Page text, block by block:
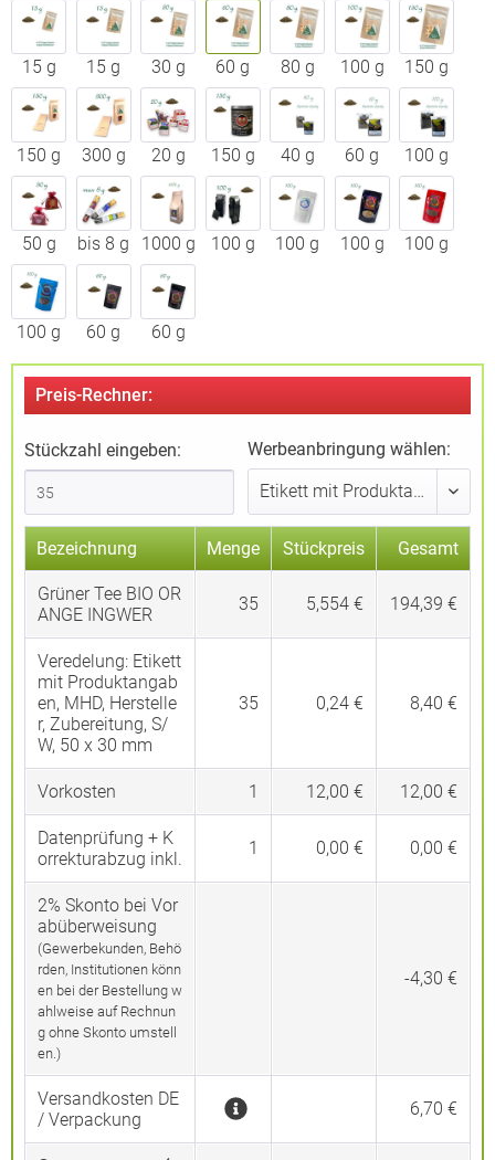
15 g 15 g 30 g 60 g 80 g 100 g 150 g
150 g 300 g 20 g 150 g 40 g 60 g 100 g
50 g bis 8 g 1000 g 100 g 100 g 100 g 100 g
100 g 60 g 60 g
Preis-Rechner:
Stückzahl eingeben: Werbeanbringung wählen:
Bezeichnung Menge Stückpreis Gesamt
Grüner Tee BIO OR
ANGE INGWER
35 5,554 € 194,39 €
Veredelung: Etikett
mit Produktangab
en, MHD, Herstelle
r, Zubereitung, S/
W, 50 x 30 mm
35 0,24 € 8,40 €
Vorkosten 1 12,00 € 12,00 €
Datenprüfung + K
orrekturabzug inkl.
1 0,00 € 0,00 €
2% Skonto bei Vor
abüberweisung
(Gewerbekunden, Behö
rden, Institutionen könn
en bei der Bestellung w
ahlweise auf Rechnun
g ohne Skonto umstell
en.)
-4,30 €
Versandkosten DE
/ Verpackung
6,70 €